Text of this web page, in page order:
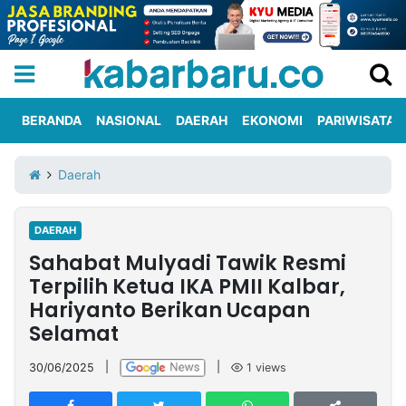
Iklan
Berita
Kami
Nasional
International
Olahraga
Entertainment
Daerah
Pariwisata
Kuliner
Kolom
Network
PT
TREETAN
BERANDA NASIONAL DAERAH EKONOMI PARIWISATA
Daerah
DAERAH
Sahabat Mulyadi Tawik Resmi
Terpilih Ketua IKA PMII Kalbar,
Hariyanto Berikan Ucapan
Selamat
30/06/2025 1 views